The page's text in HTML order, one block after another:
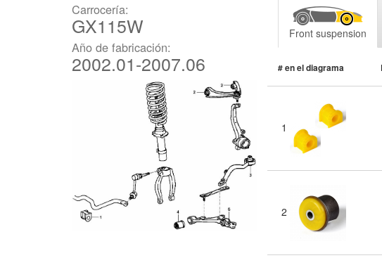
Front suspension
# en el diagrama
Carrocería:
GX115W
Año de fabricación:
2002.01-2007.06
1
2